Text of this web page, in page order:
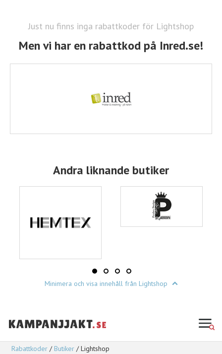
Just nu finns inga rabattkoder för Lightshop
Men vi har en rabattkod på Inred.se!
Andra liknande butiker
Minimera och visa innehåll från Lightshop
Rabattkoder Butiker Lightshop